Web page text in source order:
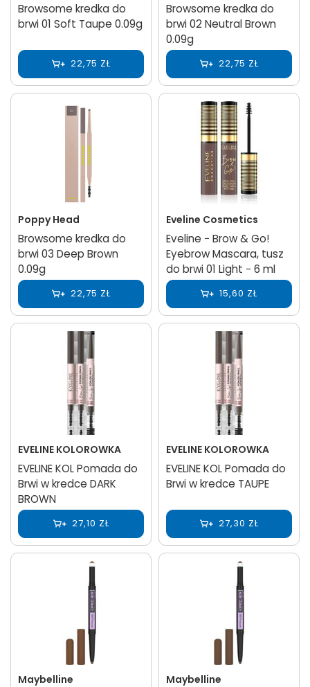
Browsome kredka do
brwi 01 Soft Taupe 0.09g
22,75 ZŁ
Browsome kredka do
brwi 02 Neutral Brown
0.09g
22,75 ZŁ
Poppy Head
Browsome kredka do
brwi 03 Deep Brown
0.09g
22,75 ZŁ
Eveline Cosmetics
Eveline − Brow & Go!
Eyebrow Mascara, tusz
do brwi 01 Light − 6 ml
15,60 ZŁ
EVELINE KOLOROWKA
EVELINE KOL Pomada do
Brwi w kredce DARK
BROWN
27,10 ZŁ
EVELINE KOLOROWKA
EVELINE KOL Pomada do
Brwi w kredce TAUPE
27,30 ZŁ
Maybelline Maybelline